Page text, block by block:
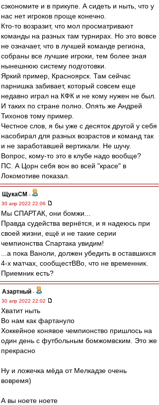
сэкономите и в прикупе. А сидеть и ныть, что у
нас нет игроков проще конечно.
Кто-то возразит, что мол просматривают
команды на разных там турнирах. Но это вовсе
не означает, что в лучшей команде региона,
собраны все лучшие игроки, тем более зная
нынешнюю систему подготовки.
Яркий пример, Красноярск. Там сейчас
парнишка забивает, который совсем еще
недавно играл на КФК и не кому нужен не был.
И таких по стране полно. Опять же Андрей
Тихонов тому пример.
Честное слов, я бы уже с десяток другой у себя
насобирал для разных возрастов и команд так
и не заработавшей вертикали. Не шучу.
Вопрос, кому-то это в клубе надо вообще?
ПС. А Цорн себя вон во всей "красе" в
Локомотиве показал.
ЩукаСМ -
30 апр 2022 22:06
Мы СПАРТАК, они бомжи...
Правда судейства вернётся, и я надеюсь при
своей жизни, ещё и не такие серии
чемпионства Спартака увидим!
...а пока Ваноли, должен убедить в оставшихся
4-х матчах, сообщестВВо, что не временник.
Приемник есть?
Азартный -
30 апр 2022 22:02
Хватит ныть
Во нам как фартануло
Хоккейное конявое чемпионство пришлось на
один день с футбольным бомжомвским. Это же
прекрасно
Ну и ложечка мёда от Мелкадзе очень
вовремя)
А вы ноете ноете